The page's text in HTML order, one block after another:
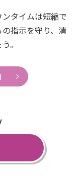
タイムは短縮で
指示を守り、清
。